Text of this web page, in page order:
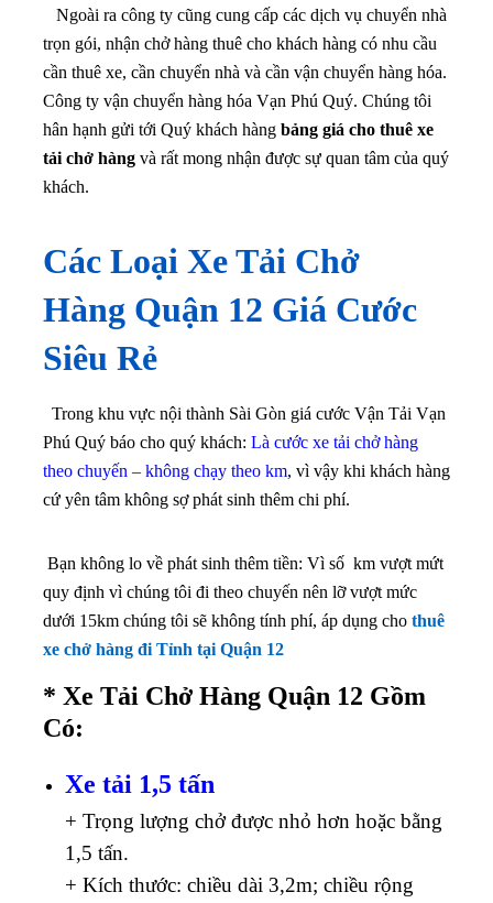
Ngoài ra công ty cũng cung cấp các dịch vụ chuyển nhà
trọn gói, nhận chở hàng thuê cho khách hàng có nhu cầu
cần thuê xe, cần chuyển nhà và cần vận chuyển hàng hóa.
Công ty vận chuyển hàng hóa Vạn Phú Quý. Chúng tôi
hân hạnh gửi tới Quý khách hàng bảng giá cho thuê xe
tải chở hàng và rất mong nhận được sự quan tâm của quý
khách.
Các Loại Xe Tải Chở
Hàng Quận 12 Giá Cước
Siêu Rẻ
Trong khu vực nội thành Sài Gòn giá cước Vận Tải Vạn
Phú Quý báo cho quý khách: Là cước xe tải chở hàng
theo chuyến – không chạy theo km, vì vậy khi khách hàng
cứ yên tâm không sợ phát sinh thêm chi phí.
Bạn không lo về phát sinh thêm tiền: Vì số km vượt mứt
quy định vì chúng tôi đi theo chuyến nên lỡ vượt mức
dưới 15km chúng tôi sẽ không tính phí, áp dụng cho thuê
xe chở hàng đi Tỉnh tại Quận 12
* Xe Tải Chở Hàng Quận 12 Gồm
Có:
Xe tải 1,5 tấn
+ Trọng lượng chở được nhỏ hơn hoặc bằng
1,5 tấn.
+ Kích thước: chiều dài 3,2m; chiều rộng